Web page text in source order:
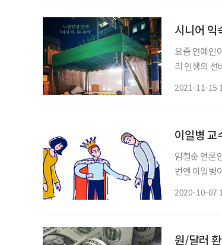
시니어 익
요즘 연예인
리 인생의
2021-11-15
이일병 교
임철순 언론인ㆍ전 이투데이 주필
번엔 이일병
2020-10-07
원/달러